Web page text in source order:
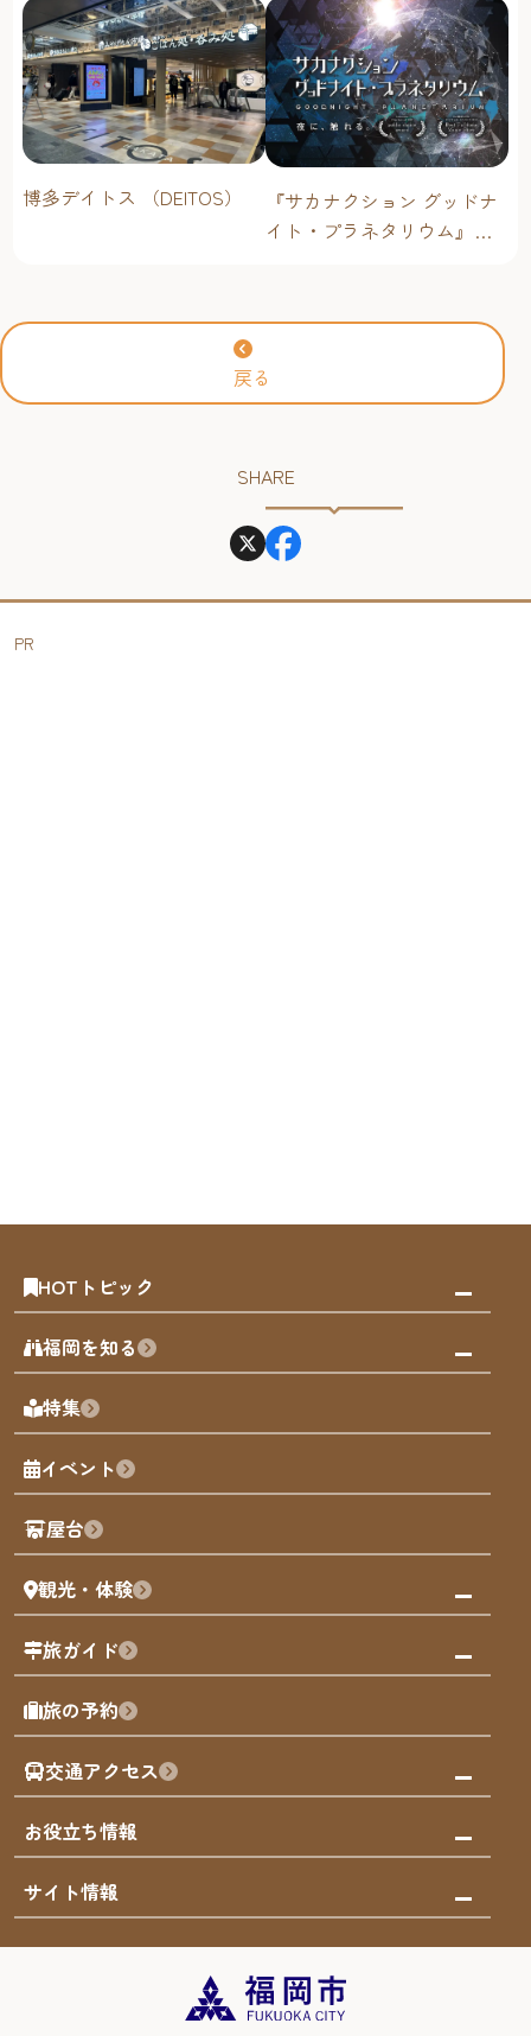
博多デイトス （DEITOS）
『サカナクション グッドナ
イト・プラネタリウム』が
2026年
戻る
SHARE
PR
HOTトピック
みんなの旅行記
天神エリア
博多旧市街
福岡城
歴史・文化
福岡を知る
福岡の見どころ
福岡の魅力
観光カレンダー
観光PR動画
まち歩き
福岡グルメ
福岡を楽しむ
福岡のアート
福岡のナイトタイム
福岡の歴史・文化
サステナブルツーリズム
福岡検定
よかなび音声ガイド
特集
イベント
屋台
観光・体験
観る・遊ぶ
屋台
買う
体験
泊まる
旅ガイド
モデルコース
AIおまかせコース
オリジナルプラン
みんなの旅行記
旅の予約
交通アクセス
市内交通ガイド
お得なチケット
お役立ち情報
お知らせ
災害情報
サイト情報
まち歩き・体験プログラム掲載申込